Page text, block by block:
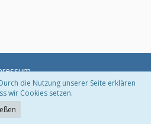
die Nutzung unserer Seite erklären
wir Cookies setzen.